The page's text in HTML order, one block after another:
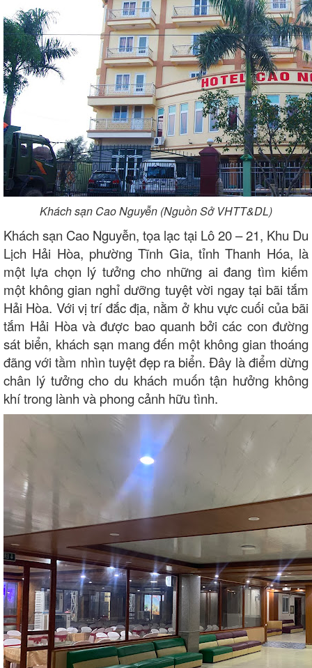
Khách sạn Cao Nguyễn (Nguồn Sở VHTT&DL)
Khách sạn Cao Nguyễn, tọa lạc tại Lô 20 – 21, Khu Du
Lịch Hải Hòa, phường Tĩnh Gia, tỉnh Thanh Hóa, là
một lựa chọn lý tưởng cho những ai đang tìm kiếm
một không gian nghỉ dưỡng tuyệt vời ngay tại bãi tắm
Hải Hòa. Với vị trí đắc địa, nằm ở khu vực cuối của bãi
tắm Hải Hòa và được bao quanh bởi các con đường
sát biển, khách sạn mang đến một không gian thoáng
đãng với tầm nhìn tuyệt đẹp ra biển. Đây là điểm dừng
chân lý tưởng cho du khách muốn tận hưởng không
khí trong lành và phong cảnh hữu tình.